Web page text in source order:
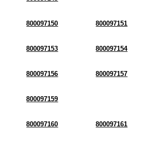
800097150 800097151
800097153 800097154
800097156 800097157
800097159
800097160 800097161